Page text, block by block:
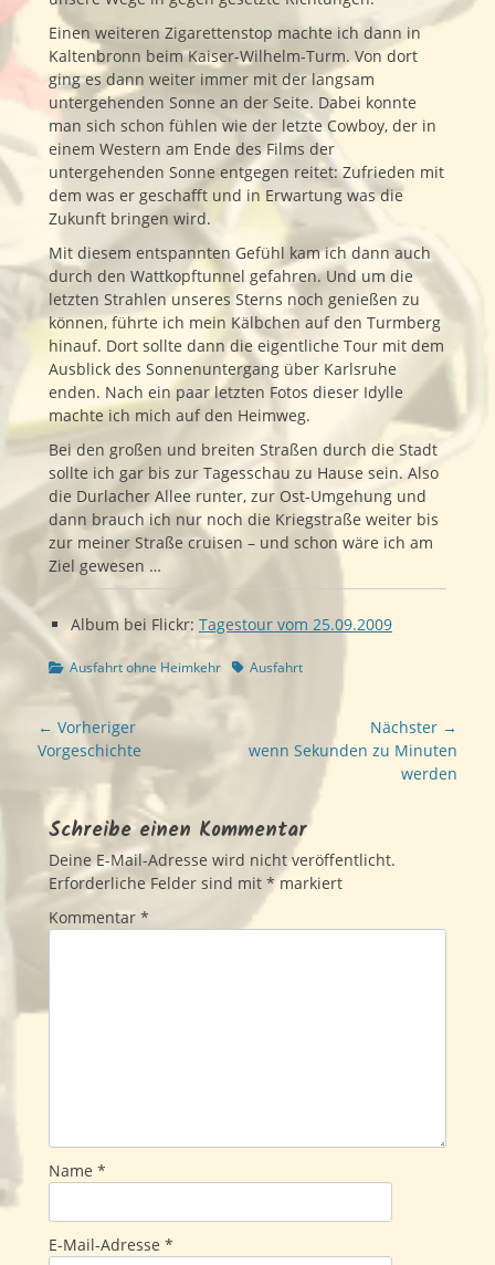
Einen weiteren Zigarettenstop machte ich dann in
Kaltenbronn beim Kaiser-Wilhelm-Turm. Von dort
ging es dann weiter immer mit der langsam
untergehenden Sonne an der Seite. Dabei konnte
man sich schon fühlen wie der letzte Cowboy, der in
einem Western am Ende des Films der
untergehenden Sonne entgegen reitet: Zufrieden mit
dem was er geschafft und in Erwartung was die
Zukunft bringen wird.
Mit diesem entspannten Gefühl kam ich dann auch
durch den Wattkopftunnel gefahren. Und um die
letzten Strahlen unseres Sterns noch genießen zu
können, führte ich mein Kälbchen auf den Turmberg
hinauf. Dort sollte dann die eigentliche Tour mit dem
Ausblick des Sonnenuntergang über Karlsruhe
enden. Nach ein paar letzten Fotos dieser Idylle
machte ich mich auf den Heimweg.
Bei den großen und breiten Straßen durch die Stadt
sollte ich gar bis zur Tagesschau zu Hause sein. Also
die Durlacher Allee runter, zur Ost-Umgehung und
dann brauch ich nur noch die Kriegstraße weiter bis
zur meiner Straße cruisen – und schon wäre ich am
Ziel gewesen …
Album bei Flickr: Tagestour vom 25.09.2009
Kategorien
Ausfahrt ohne Heimkehr Schlagworte
Ausfahrt
Beitragsnavigation
← Vorheriger
Vorheriger
Vorgeschichte
Nächster →
Nächster
wenn Sekunden zu Minuten
werden
Schreibe einen Kommentar
Deine E-Mail-Adresse wird nicht veröffentlicht.
Erforderliche Felder sind mit *markiert
Kommentar *
Name *
E-Mail-Adresse *